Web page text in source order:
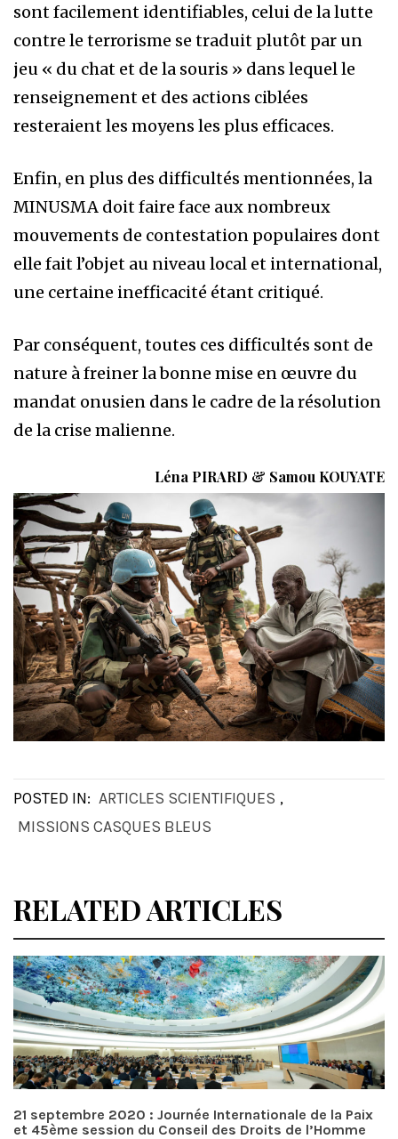
sont facilement identifiables, celui de la lutte
contre le terrorisme se traduit plutôt par un
jeu « du chat et de la souris » dans lequel le
renseignement et des actions ciblées
resteraient les moyens les plus efficaces.
Enfin, en plus des difficultés mentionnées, la
MINUSMA doit faire face aux nombreux
mouvements de contestation populaires dont
elle fait l’objet au niveau local et international,
une certaine inefficacité étant critiqué.
Par conséquent, toutes ces difficultés sont de
nature à freiner la bonne mise en œuvre du
mandat onusien dans le cadre de la résolution
de la crise malienne.
Léna PIRARD & Samou KOUYATE
POSTED IN: ARTICLES SCIENTIFIQUES ,
MISSIONS CASQUES BLEUS
RELATED ARTICLES
21 septembre 2020 : Journée Internationale de la Paix
et 45ème session du Conseil des Droits de l’Homme